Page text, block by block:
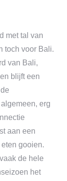
met tal van
toch voor Bali.
van Bali,
blijft een
erg
aan een
gooien.
de hele
het